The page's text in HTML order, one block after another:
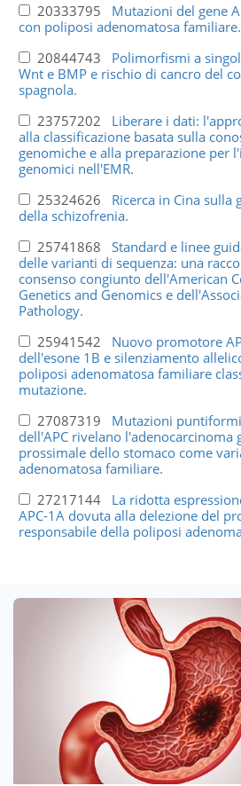
20333795 Mutazioni del gene
con poliposi adenomatosa familiare.
20844743 Polimorfismi a
Wnt e BMP e rischio di cancro del
spagnola.
23757202 Liberare i dati:
alla classificazione basata sulla
genomiche e alla preparazione per
genomici nell'EMR.
25324626 Ricerca in Cina sulla
della schizofrenia.
25741868 Standard e linee
delle varianti di sequenza: una
consenso congiunto dell'American
Genetics and Genomics e
Pathology.
25941542 Nuovo promotore
dell'esone 1B e silenziamento
poliposi adenomatosa familiare
mutazione.
27087319 Mutazioni
dell'APC rivelano l'adenocarcinoma
prossimale dello stomaco come
adenomatosa familiare.
27217144 La ridotta
APC-1A dovuta alla delezione del
responsabile della poliposi